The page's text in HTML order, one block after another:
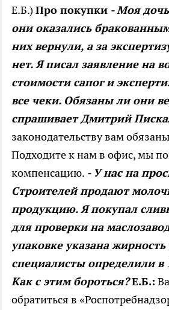
Е.Б.) Про покупки - Моя
они оказались
них вернули, а за
нет. Я писал заявление на
стоимости сапог и
все чеки. Обязаны ли они
спрашивает Дмитрий
законодательству вам
Подходите к нам в офис, мы
компенсацию. - У нас на
Строителей продают
продукцию. Я покупал
для проверки на
упаковке указана
специалисты определили в
Как с этим бороться?Е.Б.:
обратиться в